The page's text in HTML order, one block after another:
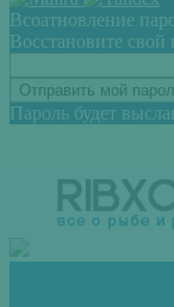
Всоатновление
Восстановите свой
Пароль будет